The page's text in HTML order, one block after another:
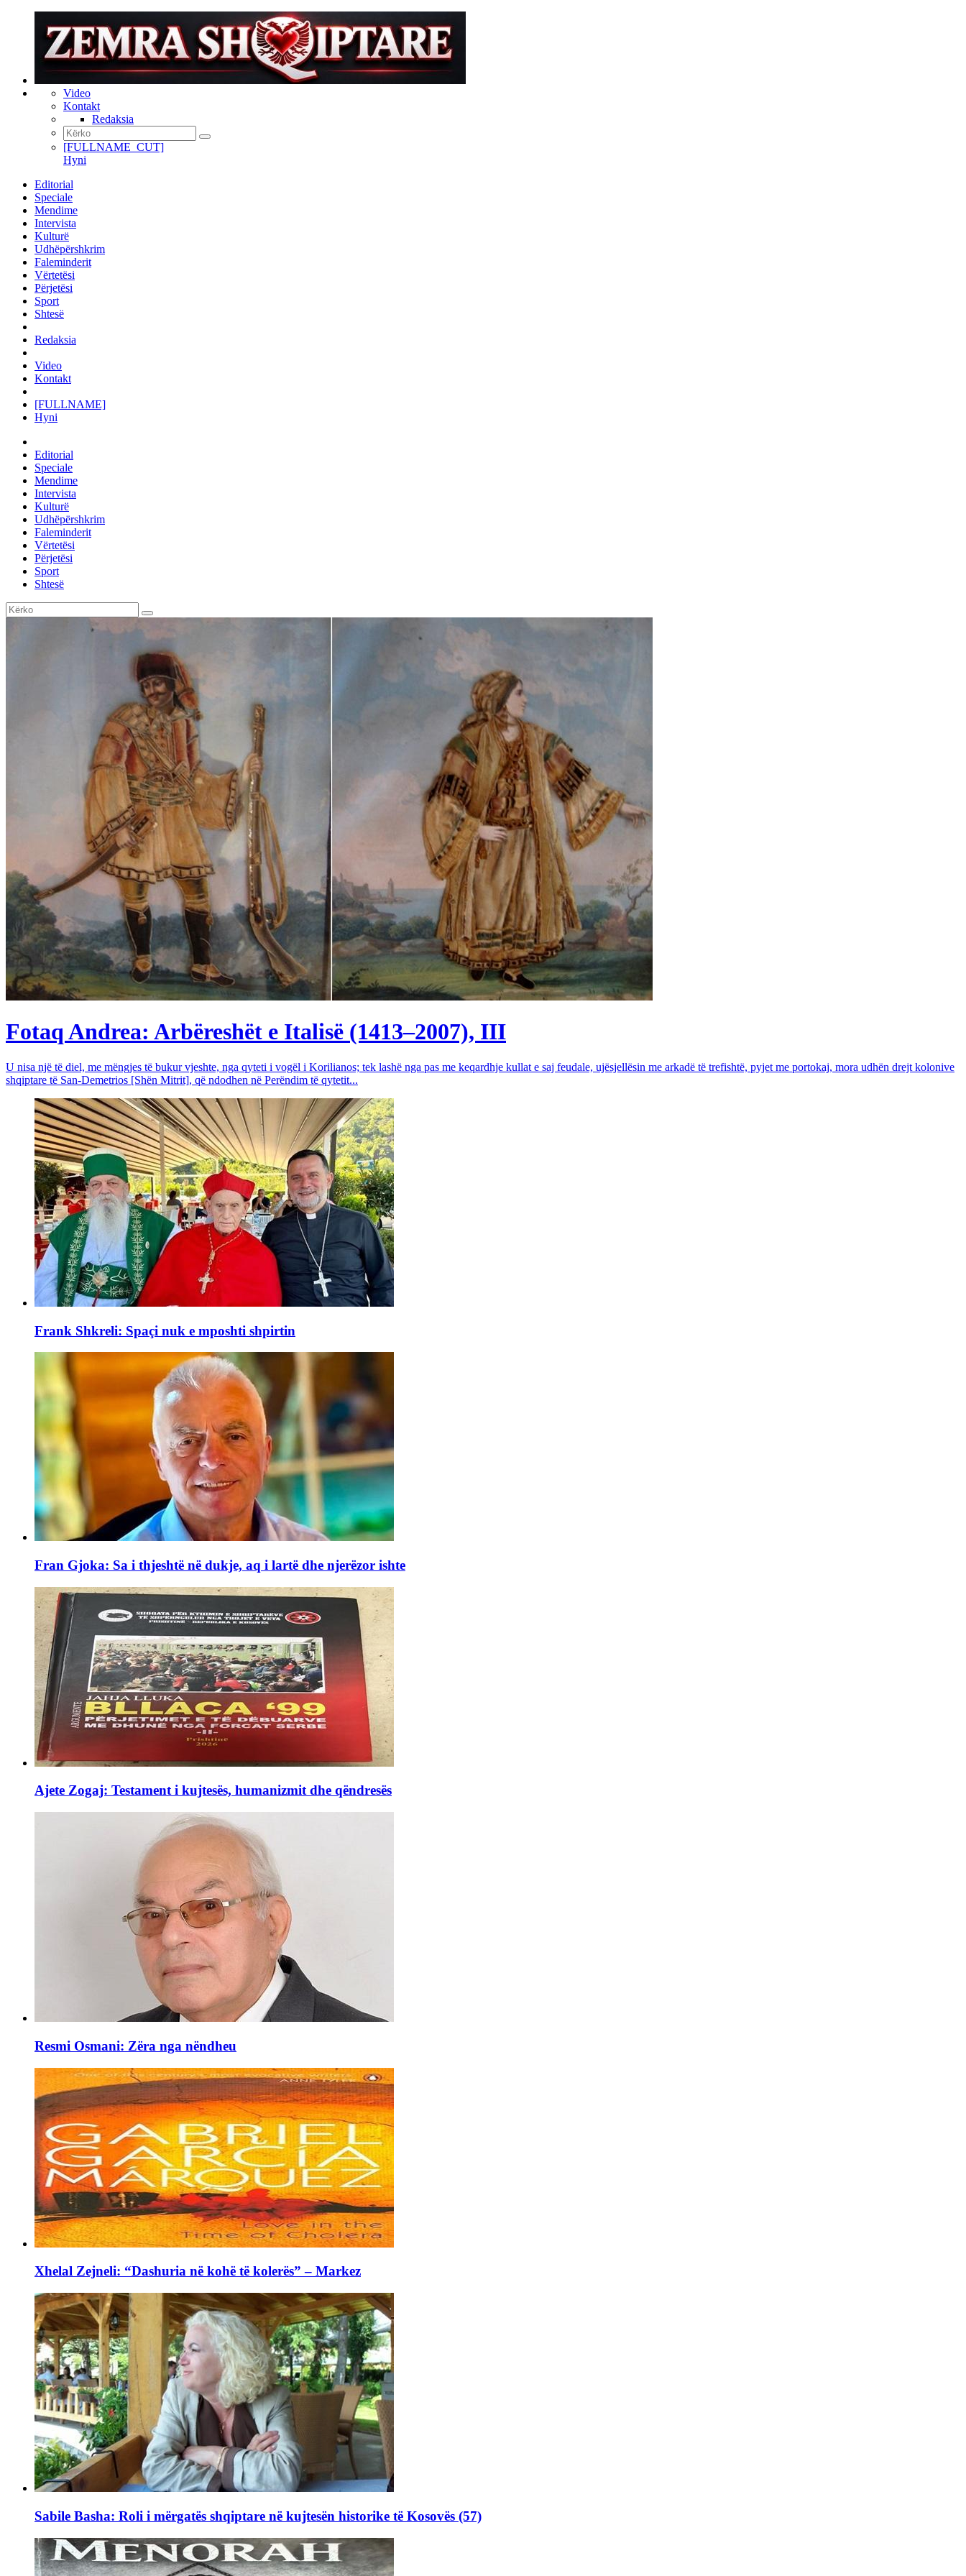
Video
Kontakt
Redaksia
[FULLNAME_CUT]
Hyni
Editorial
Speciale
Mendime
Intervista
Kulturë
Udhëpërshkrim
Faleminderit
Vërtetësi
Përjetësi
Sport
Shtesë
Redaksia
Video
Kontakt
[FULLNAME]
Hyni
Editorial
Speciale
Mendime
Intervista
Kulturë
Udhëpërshkrim
Faleminderit
Vërtetësi
Përjetësi
Sport
Shtesë
Fotaq Andrea: Arbëreshët e Italisë (1413–2007), III
U nisa një të diel, me mëngjes të bukur vjeshte, nga qyteti i vogël i Korilianos; tek lashë nga pas me keqardhje kullat e saj feudale, ujësjellësin me arkadë të trefishtë, pyjet me portokaj, mora udhën drejt kolonive
shqiptare të San-Demetrios [Shën Mitrit], që ndodhen në Perëndim të qytetit...
Frank Shkreli: Spaçi nuk e mposhti shpirtin
Fran Gjoka: Sa i thjeshtë në dukje, aq i lartë dhe njerëzor ishte
Ajete Zogaj: Testament i kujtesës, humanizmit dhe qëndresës
Resmi Osmani: Zëra nga nëndheu
Xhelal Zejneli: “Dashuria në kohë të kolerës” – Markez
Sabile Basha: Roli i mërgatës shqiptare në kujtesën historike të Kosovës (57)